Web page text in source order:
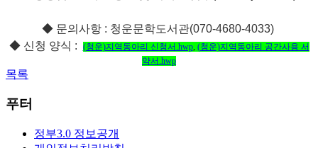
◆ 문의사항 : 청운문학도서관(070-4680-4033)
◆ 신청 양식 :
(청운)지역동아리 신청서.hwp, (청운)지역동아리 공간사용 서
약서.hwp
목록
푸터
정부3.0 정보공개